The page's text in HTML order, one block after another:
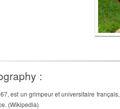
:
est un grimpeur et universitaire
(Wikipedia)